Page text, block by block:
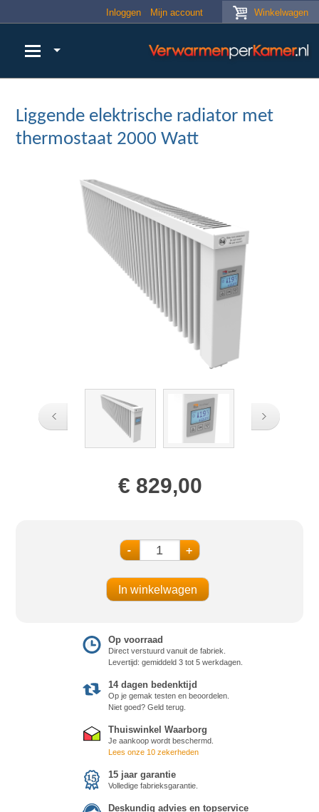
Winkelwagen
Inloggen Mijn account
Liggende elektrische radiator met
thermostaat 2000 Watt
€ 829,00
- +
Op voorraad
Direct verstuurd vanuit de fabriek.
Levertijd: gemiddeld 3 tot 5 werkdagen.
14 dagen bedenktijd
Op je gemak testen en beoordelen.
Niet goed? Geld terug.
Thuiswinkel Waarborg
Je aankoop wordt beschermd.
Lees onze 10 zekerheden
15 jaar garantie
Volledige fabrieksgarantie.
Deskundig advies en topservice